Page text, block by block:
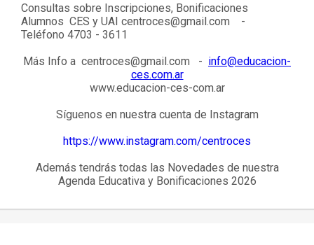
Consultas sobre Inscripciones, Bonificaciones
Alumnos CES y UAI centroces@gmail.com -
Teléfono 4703 - 3611
Más Info a centroces@gmail.com - info@educacion-
ces.com.ar
www.educacion-ces-com.ar
Síguenos en nuestra cuenta de Instagram
https://www.instagram.com/centroces
Además tendrás todas las Novedades de nuestra
Agenda Educativa y Bonificaciones 2026